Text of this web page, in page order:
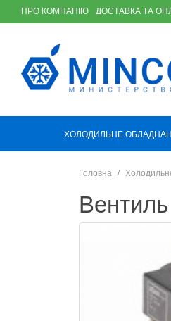
ПРО КОМПАНІЮ ДОСТАВКА ТА
ХОЛОДИЛЬНЕ
Головна